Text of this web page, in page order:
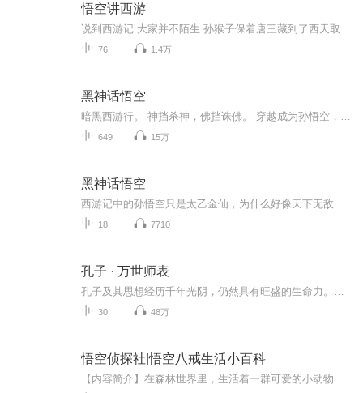
悟空讲西游
76 1.4万
黑神话悟空
649 15万
黑神话悟空
18 7710
孔子 · 万世师表
30 48万
悟空侦探社|悟空八戒生活小百科